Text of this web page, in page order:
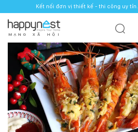
Kết nối đơn vị thiết kế - thi công uy tín.
M Ạ N G X Ã H Ộ I